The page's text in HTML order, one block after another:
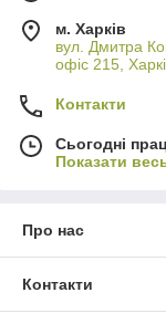
м. Харків
вул. Дмитра
офіс 215,
Контакти
Сьогодні
Показати
Про нас
Контакти